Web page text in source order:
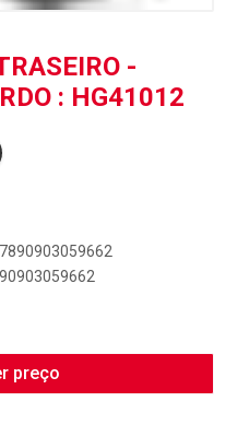
-
: HG41012
preço